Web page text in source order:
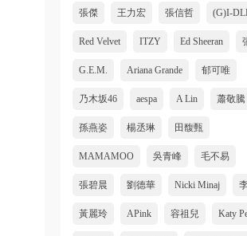
張傑 王力宏 張信哲 (G)I-
Red Velvet ITZY Ed Sheeran
G.E.M. Ariana Grande 郁可唯
乃木坂46 aespa A Lin 蕭敬騰
孫燕姿 楊丞琳 田馥甄
MAMAMOO 吳青峰 毛不易
張碧晨 劉德華 Nicki Minaj
黃麗玲 APink 容祖兒 Katy